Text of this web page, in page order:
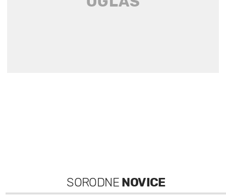
SORODNE NOVICE